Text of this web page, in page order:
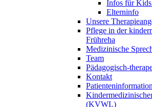
Infos für
Elterninfo
Unsere
Pflege in der
Frühreha
Medizinische
Team
Pädagogisch-
Kontakt
(KVWL)